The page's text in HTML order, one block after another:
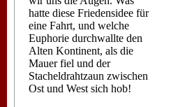
hatte diese Friedensidee für
eine Fahrt, und welche
Euphorie durchwallte den
Alten Kontinent, als die
Mauer fiel und der
Stacheldrahtzaun zwischen
Ost und West sich hob!